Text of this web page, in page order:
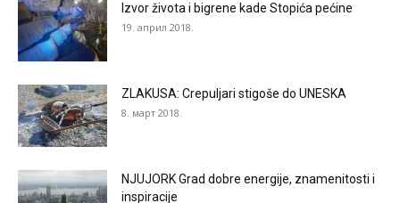
Izvor života i bigrene kade Stopića pećine
19. април 2018.
ZLAKUSA: Crepuljari stigoše do UNESKA
8. март 2018.
NJUJORK Grad dobre energije, znamenitosti i
inspiracije